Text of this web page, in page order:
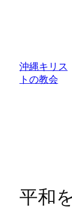
沖縄キリス
トの教会
平和